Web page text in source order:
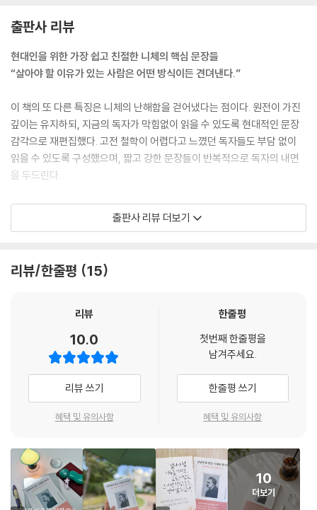
대하여 | 159 말이 많은 인간을 조심하라 | 160 억울함의 심리 | 161 험담
이 | 164 배움과 용기 | 165 충분한 휴식을 취하라 | 166 많이 가지려는 욕
망 | 167 현명한 인간 | 168 격한 감정이 많은 사람의 심리
7장 사랑을 다시 사유하다
169 사랑은 상대를 낮추지 않는다 | 170 사랑은 위험을 감수하겠다는 선
언이다 | 171 사랑은 동정과 다르다 | 172 사랑은 나약함을 숨기지 않는다
| 173 사랑은 소유하려는 순간 무너진다 | 174 사랑은 자신을 넘어서는 연
습 | 175 사랑은 자유를 견디는 힘 | 176 사랑과 질문 | 177 사랑은 삶을 긍
0 사랑의 적절한 거리 | 181 사랑은 말보다 태도로 증명된다 | 182 사랑은
기다림이다 | 183 사랑과 친절에 대하여 | 184 사랑이 생활이 될 때 | 185
삶을 존중한다 | 188 사랑은 변화를 요구한다 | 189 사랑이 익숙해질 때 |
190 사랑은 혼자 설 수 있는 힘을 요구한다 | 191 사랑의 흔적 | 192 사랑
195 이런 자를 멀리하라 196 날아가려는 자는 미움을 각오해야 한다 | 19
7 우상은 진짜보다 많다 | 198 인간은 오류에 의해 교육받았다 | 199 춤추
는 별 하나를 낳아라 | 200 고통받는 친구의 곁에 머무를 때 | 201 말의 속
도가 생각을 앞지를 때 | 202 그럴듯하게 말하는 사람을 조심하라 | 203
행복에 대하여 | 204 포기를 부끄러워하지 마라 | 205 유혹의 정체 | 206
라 욕망의 신호 | 209 비밀에 대하여 | 210 음악에 대하여 | 211 시간에 대
하여 | 212 아름다운 세계 | 213 정치가의 말을 그대로 믿지 마라 | 214 가
장 위험한 시간 | 215 위험한 생각 | 216 생각의 계보 | 217 자기 숭배의 함
정
계속해야 하는지도 배우게 된다. 그래서 칭찬은 자유를 주는 것처럼 보이
지만, 은근한 요구를 함께 건넨다.
--- 「칭찬을 무조건 선의로 받아들이지 마라」 중에서
너의 적과 싸울 때, 그를 설득하려 들지 마라. 설득은 승리가 아니다. 싸움
에서 중요한 것은 힘이다. 힘이 없는 옳음은 항상 원한으로 되돌아온다. 적
을 남겨두는 승리는 승리가 아니다. 그것은 다음 싸움을 미루는 일이다. 완
전히 이기지 못한 자는 계속 자기를 설명해야 한다. 너의 승리는 적의 반박
을 허락하지 않을 만큼 명확해야 한다. 의심이 남는 곳에 원한이 자란다. 그
--- 「압도적으로 이겨라」 중에서
사람을 제대로 보려면 그의 습관을 보아야 한다. 특히 아무도 보지 않을 때
하는 인간일수록 도덕을 연기하고 있을 가능성이 크다. 확신에 찬 모습은
--- 「사람 보는 눈을 키우려면」 중에서
많은 작가들은 생각이 아니라 효과를 쓴다. 그들은 독자의 반응을 먼저 계
산한다. 이때 글은 사유가 아닌 전술이 된다. 작가는 자기 생각을 꾸미기 시
작하는 순간, 자기 자신에게 불성실해진다. 진실한 작가는 독자의 호의를
필요로 하지 않는다. 그는 오해를 견딜 수 있다. 오해를 견디지 못하는 글은
자기 힘을 갖지 못한다.
쉬운 길은 대체로 목적지에 빠르게 닿게끔 해준다. 수고를 덜어주고, 망설
임 없이 앞으로 나아가게 만든다. 그러나 그 속도는 종종 삶의 깊이와 나란
출판사 리뷰
현대인을 위한 가장 쉽고 친절한 니체의 핵심 문장들
“살아야 할 이유가 있는 사람은 어떤 방식이든 견뎌낸다.”
이 책의 또 다른 특징은 니체의 난해함을 걷어냈다는 점이다. 원전이 가진
깊이는 유지하되, 지금의 독자가 막힘없이 읽을 수 있도록 현대적인 문장
감각으로 재편집했다. 고전 철학이 어렵다고 느꼈던 독자들도 부담 없이
읽을 수 있도록 구성했으며, 짧고 강한 문장들이 반복적으로 독자의 내면
을 두드린다.
특히 이 책은 단순히 “강해지라”고 말하지 않는다. 왜 우리는 쉽게 흔들리
는지, 왜 타인의 말 한마디에 무너지는지, 왜 실패보다 평판을 더 두려워하
운명을 사랑하라는 니체의 메시지는 좋은 날만 긍정하라는 뜻이 아니다.
이 책은 니체의 날카로운 철학을 오늘의 독자가 바로 삶에 적용할 수 있도
록 강렬하고 직관적인 문장으로 재편집했다. 읽는 순간 고개를 끄덕이는
책이 아니라, 읽고 난 뒤 삶의 방향이 조금 달라지는 책. 그것이 『일생에 한
번은 니체를 만나라』이다. 또한 이 책은 니체를 처음 만나는 독자에게는 가
장 읽기 쉬운 입문서가 될 것이고, 이미 니체를 읽어본 독자에게는 지금 자
있다면, 어쩌면 당신에게 필요한 것은 따뜻한 위로가 아니라 니체의 한 문
장일지 모른다.
출판사 리뷰 더보기
리뷰/한줄평 15
리뷰
10.0
리뷰 쓰기
혜택 및 유의사항
한줄평
첫번째 한줄평을
남겨주세요.
한줄평 쓰기
혜택 및 유의사항
10
더보기